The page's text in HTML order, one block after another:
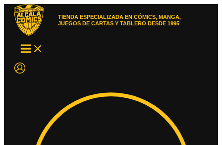
contenido
TIENDA ESPECIALIZADA EN CÓMICS, MANGA,
JUEGOS DE CARTAS Y TABLERO DESDE 1995